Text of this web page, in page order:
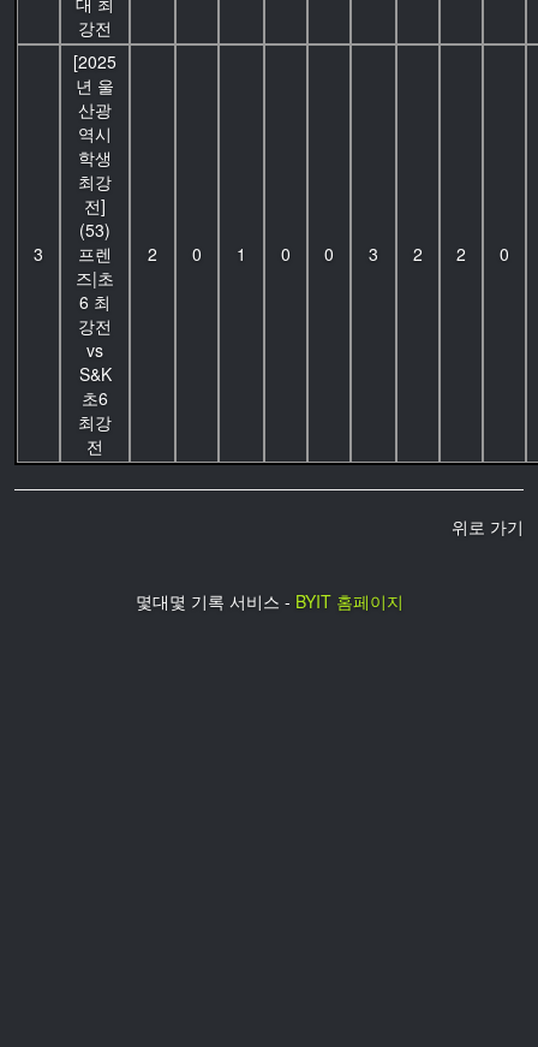
강전
3
[2025
년 울
산광
역시
학생
최강
전]
(53)
프렌
즈|초
6 최
강전
vs
S&K
초6
최강
전
2 0 1 0 0 3 2 2 0
위로 가기
몇대몇 기록 서비스 - BYIT 홈페이지